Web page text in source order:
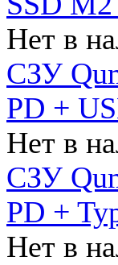
Нет в
СЗУ
PD +
Нет в
СЗУ
PD +
Нет в